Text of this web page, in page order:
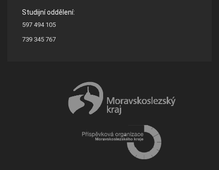
Studijní oddělení:
597 494 105
739 345 767